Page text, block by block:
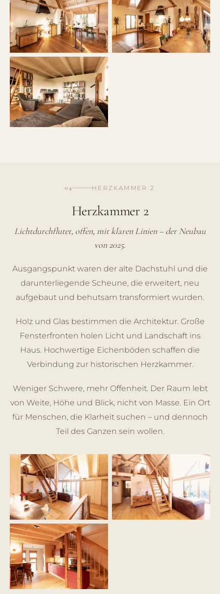
04 HERZKAMMER 2
Herzkammer 2
Lichtdurchflutet, offen, mit klaren Linien – der Neubau
von 2025.
Ausgangspunkt waren der alte Dachstuhl und die
darunterliegende Scheune, die erweitert, neu
aufgebaut und behutsam transformiert wurden.
Holz und Glas bestimmen die Architektur. Große
Fensterfronten holen Licht und Landschaft ins
Haus. Hochwertige Eichenböden schaffen die
Verbindung zur historischen Herzkammer.
Weniger Schwere, mehr Offenheit. Der Raum lebt
von Weite, Höhe und Blick, nicht von Masse. Ein Ort
für Menschen, die Klarheit suchen – und dennoch
Teil des Ganzen sein wollen.